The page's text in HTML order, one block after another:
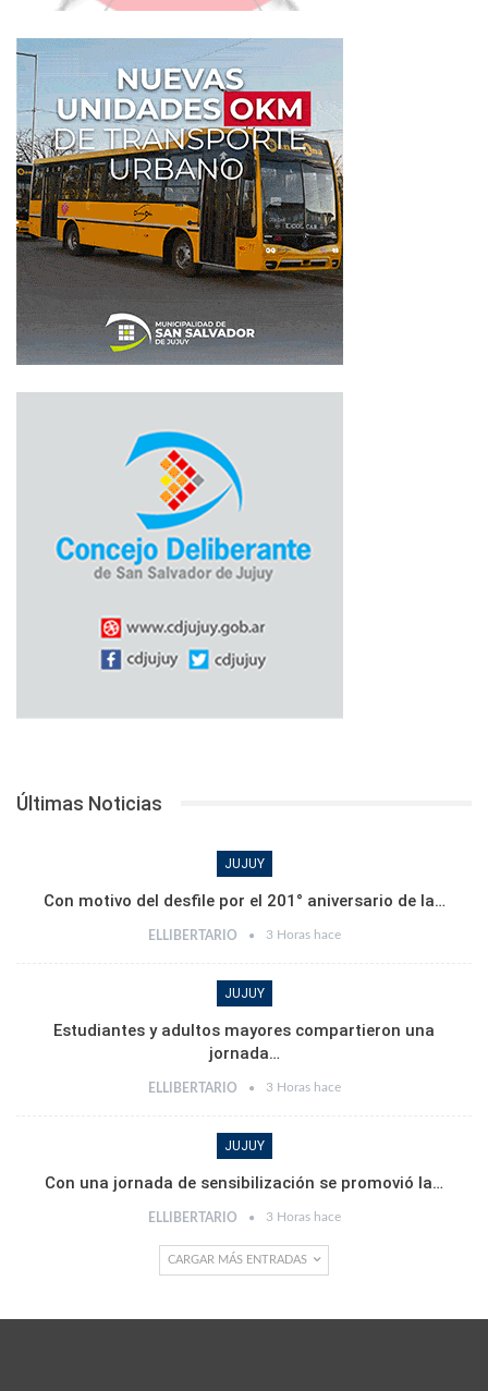
Últimas Noticias
JUJUY
Con motivo del desfile por el 201° aniversario de la…
ELLIBERTARIO 3 Horas hace
JUJUY
Estudiantes y adultos mayores compartieron una
jornada…
ELLIBERTARIO 3 Horas hace
JUJUY
Con una jornada de sensibilización se promovió la…
ELLIBERTARIO 3 Horas hace
CARGAR MÁS ENTRADAS